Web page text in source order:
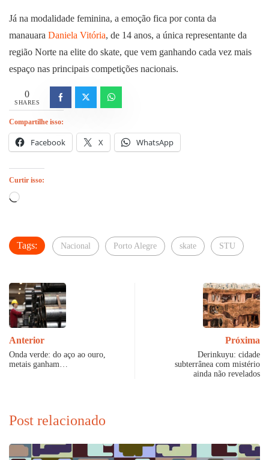
Já na modalidade feminina, a emoção fica por conta da
manauara Daniela Vitória, de 14 anos, a única representante da
região Norte na elite do skate, que vem ganhando cada vez mais
espaço nas principais competições nacionais.
0
SHARES
Compartilhe isso:
Facebook X WhatsApp
Curtir isso:
Carregando...
Tags: Nacional Porto Alegre skate STU
Anterior
Onda verde: do aço ao ouro,
metais ganham…
Próxima
Derinkuyu: cidade
subterrânea com mistério
ainda não revelados
Post relacionado